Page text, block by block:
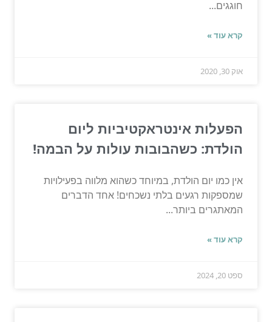
חוגגים...
קרא עוד »
אוק 30, 2020
הפעלות אינטראקטיביות ליום
הולדת: כשהבובות עולות על הבמה!
אין כמו יום הולדת, במיוחד כשהוא מלווה בפעילויות
שמספקות רגעים בלתי נשכחים! אחד הדברים
המאתגרים ביותר...
קרא עוד »
ספט 20, 2024